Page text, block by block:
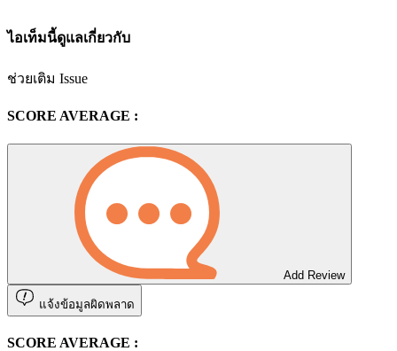
ไอเท็มนี้ดูแลเกี่ยวกับ
ช่วยเติม Issue
SCORE AVERAGE :
Add Review
แจ้งข้อมูลผิดพลาด
SCORE AVERAGE :